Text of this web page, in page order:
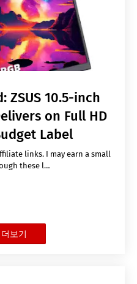
ZSUS 10.5-inch
on Full HD
Label
links. I may earn a small
these l…
보기